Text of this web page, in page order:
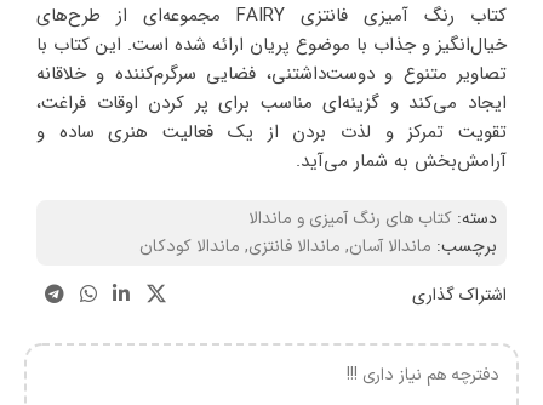
کتاب رنگ‌ آمیزی فانتزی FAIRY مجموعه‌ای از طرح‌های
خیال‌انگیز و جذاب با موضوع پریان ارائه شده است. این کتاب با
تصاویر متنوع و دوست‌داشتنی، فضایی سرگرم‌کننده و خلاقانه
ایجاد می‌کند و گزینه‌ای مناسب برای پر کردن اوقات فراغت،
تقویت تمرکز و لذت بردن از یک فعالیت هنری ساده و
آرامش‌بخش به شمار می‌آید.
دسته: کتاب های رنگ آمیزی و ماندالا
برچسب: ماندالا آسان, ماندالا فانتزی, ماندالا کودکان
اشتراک گذاری
دفترچه هم نیاز داری !!!